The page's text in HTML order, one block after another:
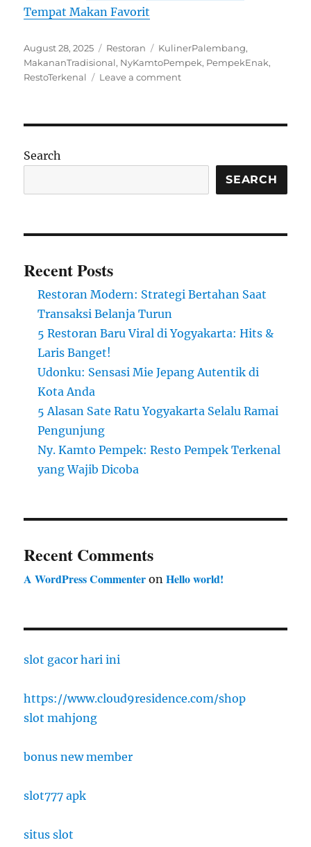
Tempat Makan Favorit
Posted
on
August 28, 2025 Categories
Restoran Tags
KulinerPalembang,
MakananTradisional, NyKamtoPempek, PempekEnak,
RestoTerkenal
Leave a commenton
Terkenal
Wajib
Search
SEARCH
Recent Posts
Restoran Modern: Strategi Bertahan Saat
Transaksi Belanja Turun
5 Restoran Baru Viral di Yogyakarta: Hits &
Laris Banget!
Udonku: Sensasi Mie Jepang Autentik di
Kota Anda
5 Alasan Sate Ratu Yogyakarta Selalu Ramai
Pengunjung
Ny. Kamto Pempek: Resto Pempek Terkenal
yang Wajib Dicoba
Recent Comments
A WordPress Commenter onHello world!
slot gacor hari ini
https://www.cloud9residence.com/shop
slot mahjong
bonus new member
slot777 apk
situs slot